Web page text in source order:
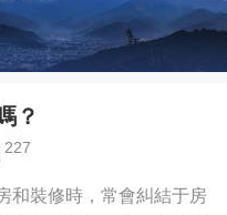
？
227
和裝修時，常會糾結于房